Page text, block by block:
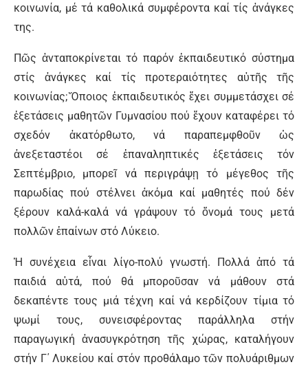
κοινωνία, μέ τά καθολικά συμφέροντα καί τίς ἀνάγκες
της.
Πῶς ἀνταποκρίνεται τό παρόν ἐκπαιδευτικό σύστημα
στίς ἀνάγκες καί τίς προτεραιότητες αὐτῆς τῆς
κοινωνίας; Ὅποιος ἐκπαιδευτικός ἔχει συμμετάσχει σέ
ἐξετάσεις μαθητῶν Γυμνασίου πού ἔχουν καταφέρει τό
σχεδόν ἀκατόρθωτο, νά παραπεμφθοῦν ὡς
ἀνεξεταστέοι σέ ἐπαναληπτικές ἐξετάσεις τόν
Σεπτέμβριο, μπορεῖ νά περιγράψῃ τό μέγεθος τῆς
παρωδίας πού στέλνει ἀκόμα καί μαθητές πού δέν
ξέρουν καλά-καλά νά γράψουν τό ὄνομά τους μετά
πολλῶν ἐπαίνων στό Λύκειο.
Ἡ συνέχεια εἶναι λίγο-πολύ γνωστή. Πολλά ἀπό τά
παιδιά αὐτά, πού θά μποροῦσαν νά μάθουν στά
δεκαπέντε τους μιά τέχνη καί νά κερδίζουν τίμια τό
ψωμί τους, συνεισφέροντας παράλληλα στήν
παραγωγική ἀνασυγκρότηση τῆς χώρας, καταλήγουν
στήν Γ΄ Λυκείου καί στόν προθάλαμο τῶν πολυάριθμων